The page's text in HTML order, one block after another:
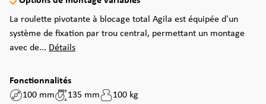
La roulette pivotante à blocage total Agila est équipée d'un
système de fixation par trou central, permettant un montage
avec de... Détails
Fonctionnalités
100 mm
135 mm
100 kg